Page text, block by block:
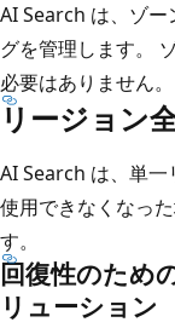
AI Search は、ゾ
グを管理します。
必要はありません。
リージョン
AI Search は、単
使用できなくなっ
す。
回復性のため
リューション